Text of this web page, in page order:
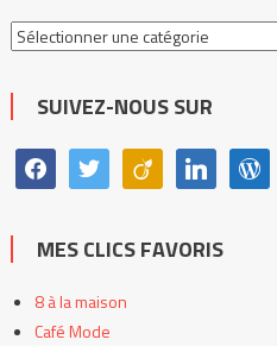
Toutes
catégories
SUIVEZ-NOUS SUR
facebooktwitter viadeo linkedin
MES CLICS FAVORIS
8 à la maison
Café Mode